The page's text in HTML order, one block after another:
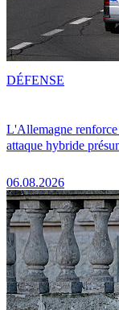
L'Allemagne renforce
attaque hybride
06.08.2026
DÉFENSE